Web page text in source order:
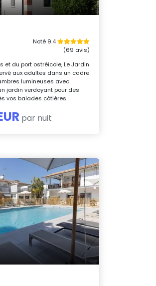
Noté 9.4
(69 avis)
et du port ostréicole, Le Jardin
aux adultes dans un cadre
lumineuses avec
jardin verdoyant pour des
vos balades côtières.
par nuit